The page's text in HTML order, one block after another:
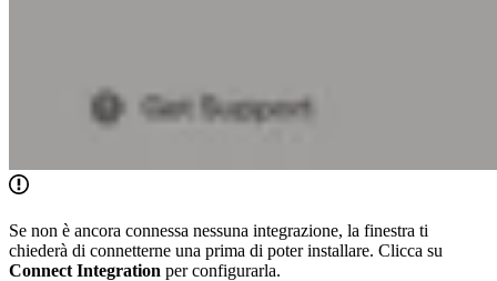
Se non è ancora connessa nessuna integrazione, la finestra ti
chiederà di connetterne una prima di poter installare. Clicca su
Connect Integration per configurarla.